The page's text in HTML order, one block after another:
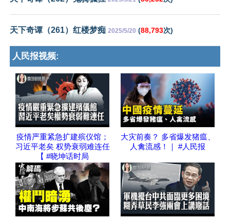
天下奇谭（261）红楼梦痴 2025/5/20 (88,793次)
人民报视频:
疫情严重紧急扩建殡仪馆；
习近平老矣 权势衰弱难连任
【 #晓坤话时局
大灾前奏？ 多省爆发猪瘟、
人禽流感！｜ #人民报